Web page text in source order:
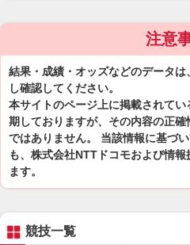
注意
結果・成績・オッズなどのデータ
し確認してください。
本サイトのページ上に掲載されて
期しておりますが、その内容の正
ではありません。 当該情報に基づ
も、株式会社NTTドコモおよび情
ます。
競技一覧